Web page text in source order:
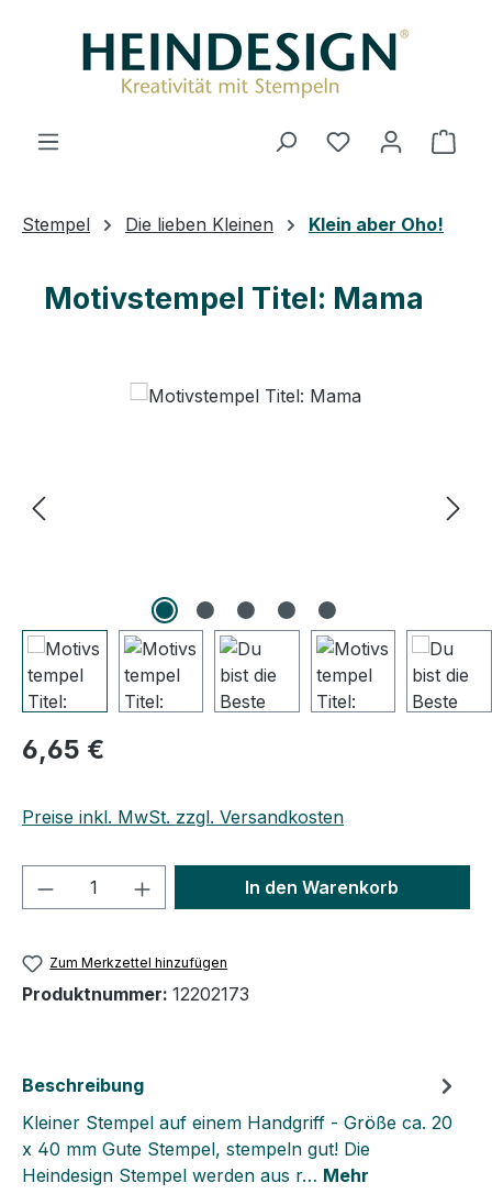
Du hast 0
Stempel Die lieben Kleinen Klein aber Oho!
Motivstempel Titel: Mama
Regulärer Preis:
6,65 €
Preise inkl. MwSt. zzgl. Versandkosten
Produkt Anzahl: Gib denIn den Warenkorb
Zum Merkzettel hinzufügen
Produktnummer: 12202173
Beschreibung
Kleiner Stempel auf einem Handgriff - Größe ca. 20
x 40 mm Gute Stempel, stempeln gut! Die
Heindesign Stempel werden aus r… Mehr